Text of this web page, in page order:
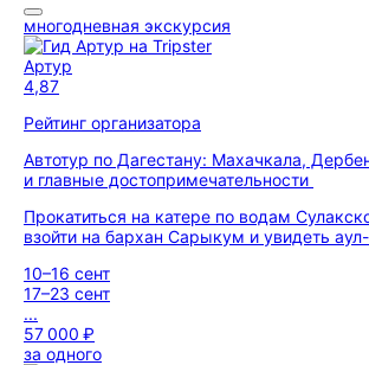
многодневная экскурсия
Артур
4,87
Рейтинг организатора
Автотур по Дагестану: Махачкала,
и главные достопримечательности
Прокатиться на катере по водам
взойти на бархан Сарыкум и увидеть
10–16 сент
17–23 сент
...
57 000 ₽
за одного